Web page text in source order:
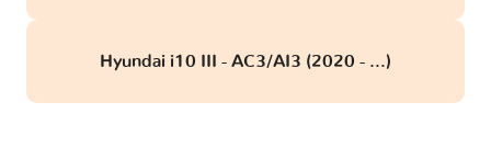
Hyundai i10 III - AC3/AI3 (2020 - ...)